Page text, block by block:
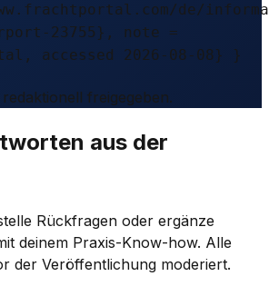
de/
23755}, note =
accessed 2026-08-08} }
freigegeben.
aus der
Rückfragen oder ergänze
deinem Praxis-Know-how. Alle
der Veröffentlichung moderiert.